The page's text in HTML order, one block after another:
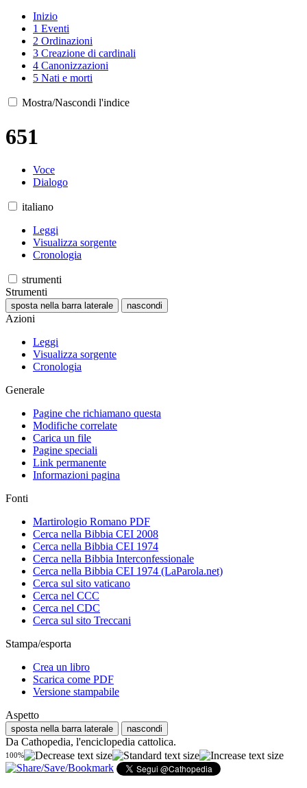
Inizio
1 Eventi
2 Ordinazioni
3 Creazione di cardinali
4 Canonizzazioni
5 Nati e morti
Mostra/Nascondi l'indice
651
Voce
Dialogo
italiano
Leggi
Visualizza sorgente
Cronologia
strumenti
Strumenti
sposta nella barra laterale nascondi
Azioni
Leggi
Visualizza sorgente
Cronologia
Generale
Pagine che richiamano questa
Modifiche correlate
Carica un file
Pagine speciali
Link permanente
Informazioni pagina
Fonti
Martirologio Romano PDF
Cerca nella Bibbia CEI 2008
Cerca nella Bibbia CEI 1974
Cerca nella Bibbia Interconfessionale
Cerca nella Bibbia CEI 1974 (LaParola.net)
Cerca sul sito vaticano
Cerca nel CCC
Cerca nel CDC
Cerca sul sito Treccani
Stampa/esporta
Crea un libro
Scarica come PDF
Versione stampabile
Aspetto
sposta nella barra laterale nascondi
Da Cathopedia, l'enciclopedia cattolica.
100%